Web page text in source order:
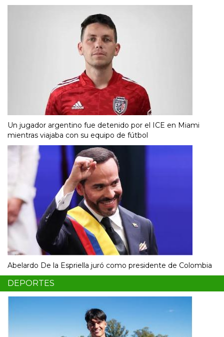
Un jugador argentino fue detenido por el ICE en Miami
mientras viajaba con su equipo de fútbol
Abelardo De la Espriella juró como presidente de Colombia
DEPORTES